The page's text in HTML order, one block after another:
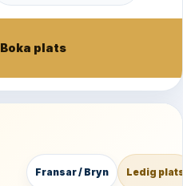
Boka plats
Fransar / Bryn Ledig